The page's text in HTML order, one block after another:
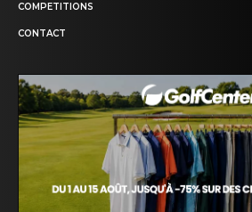
COMPETITIONS
CONTACT